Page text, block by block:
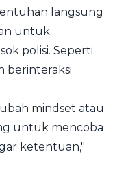
langsung
untuk
polisi. Seperti
berinteraksi
mindset atau
untuk mencoba
ketentuan,"